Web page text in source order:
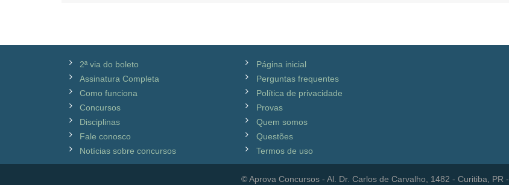
2ª via do boleto
Assinatura Completa
Como funciona
Concursos
Disciplinas
Fale conosco
Notícias sobre concursos
Página inicial
Perguntas frequentes
Política de privacidade
Provas
Quem somos
Questões
Termos de uso
© Aprova Concursos - Al. Dr. Carlos de Carvalho, 1482 - Curitiba, PR -